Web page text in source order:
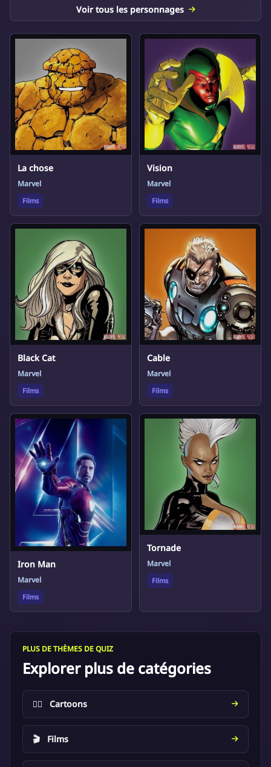
Voir tous les personnages
La chose
Marvel
Films
Vision
Marvel
Films
Black Cat
Marvel
Films
Cable
Marvel
Films
Iron Man
Marvel
Films
Tornade
Marvel
Films
PLUS DE THÈMES DE QUIZ
Explorer plus de catégories
🦸‍♂️ Cartoons
🎬 Films